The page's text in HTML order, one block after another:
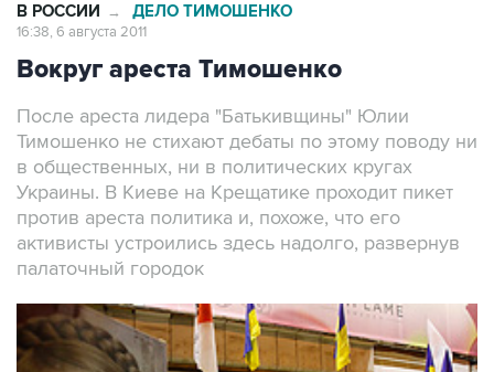
В РОССИИ → ДЕЛО ТИМОШЕНКО
16:38, 6 августа 2011
Вокруг ареста Тимошенко
После ареста лидера "Батькивщины" Юлии
Тимошенко не стихают дебаты по этому поводу ни
в общественных, ни в политических кругах
Украины. В Киеве на Крещатике проходит пикет
против ареста политика и, похоже, что его
активисты устроились здесь надолго, развернув
палаточный городок